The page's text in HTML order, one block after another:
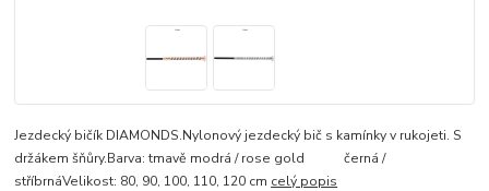
Jezdecký bičík DIAMONDS.Nylonový jezdecký bič s kamínky v rukojeti. S
držákem šňůry.Barva: tmavě modrá / rose gold černá /
stříbrnáVelikost: 80, 90, 100, 110, 120 cm celý popis